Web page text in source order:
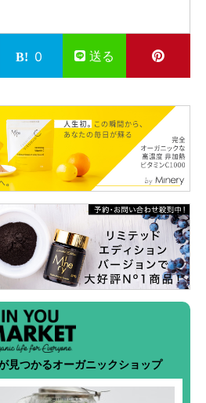
0 送る
見つかるオーガニックショップ